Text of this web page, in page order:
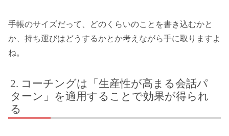
手帳のサイズだって、どのくらいのことを書き込むかと
か、持ち運びはどうするかとか考えながら手に取りますよ
ね。
コーチングは「生産性が高まる会話パ
ターン」を適用することで効果が得られ
る